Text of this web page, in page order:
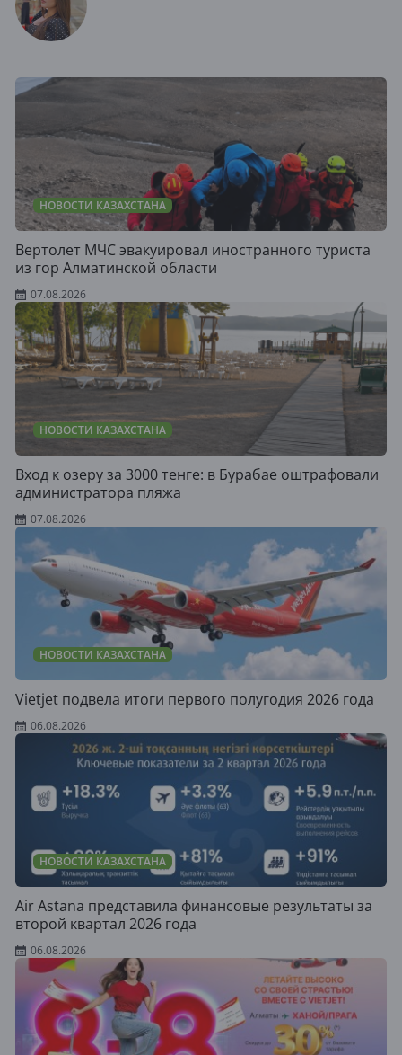
НОВОСТИ КАЗАХСТАНА
Вертолет МЧС эвакуировал иностранного туриста
из гор Алматинской области
07.08.2026
НОВОСТИ КАЗАХСТАНА
Вход к озеру за 3000 тенге: в Бурабае оштрафовали
администратора пляжа
07.08.2026
НОВОСТИ КАЗАХСТАНА
Vietjet подвела итоги первого полугодия 2026 года
06.08.2026
НОВОСТИ КАЗАХСТАНА
Air Astana представила финансовые результаты за
второй квартал 2026 года
06.08.2026